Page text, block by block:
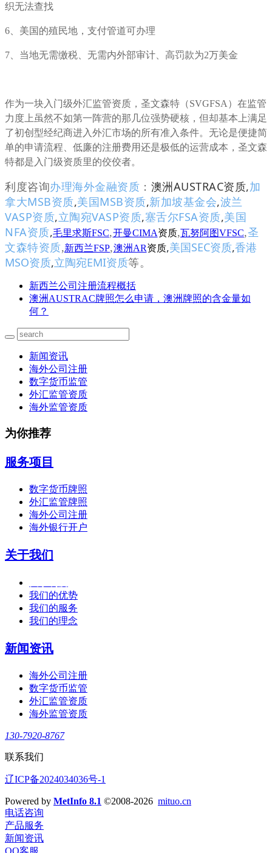
织无法查找
6、美国的殖民地，支付管道可办理
7、当地无需缴税、无需内外部审计、高罚款为2万美金
作为一块入门级外汇监管资质，圣文森特（SVGFSA）在监管
力度上虽然不如第一阵营的那几位强势硬核，但却基本上满足
了初创型经纪商进入外汇市场的所有准入条件。无论是便捷简
单的申请流程、低廉的注册费用还是极低的运营成本，圣文森
特都是入门级资质里的佼佼者。
利度咨询办理海外金融资质 ： 澳洲AUSTRAC资质,加
拿大MSB资质,美国MSB资质,新加坡基金会,波兰
VASP资质,立陶宛VASP资质,塞舌尔FSA资质,美国
NFA资质,毛里求斯FSC,开曼CIMA资质,瓦努阿图VFSC,圣
文森特资质,新西兰FSP,澳洲AR资质,美国SEC资质,香港
MSO资质,立陶宛EMI资质等。
新西兰公司注册流程概括
澳洲AUSTRAC牌照怎么申请，澳洲牌照的含金量如
何？
新闻资讯
海外公司注册
数字货币监管
外汇监管资质
海外监管资质
为你推荐
服务项目
数字货币牌照
外汇监管牌照
海外公司注册
海外银行开户
关于我们
我们的优势
我们的服务
我们的理念
新闻资讯
海外公司注册
数字货币监管
外汇监管资质
海外监管资质
130-7920-8767
联系我们
辽ICP备2024034036号-1
Powered by MetInfo 8.1 ©2008-2026 mituo.cn
电话咨询
产品服务
新闻资讯